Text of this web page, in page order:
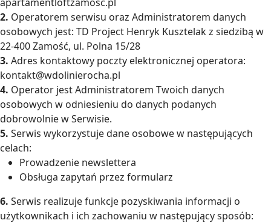
2. Operatorem serwisu oraz Administratorem danych
osobowych jest: TD Project Henryk Kusztelak z siedzibą w
22-400 Zamość, ul. Polna 15/28
3. Adres kontaktowy poczty elektronicznej operatora:
kontakt@wdolinierocha.pl
4. Operator jest Administratorem Twoich danych
osobowych w odniesieniu do danych podanych
dobrowolnie w Serwisie.
5. Serwis wykorzystuje dane osobowe w następujących
celach:
Prowadzenie newslettera
Obsługa zapytań przez formularz
6. Serwis realizuje funkcje pozyskiwania informacji o
użytkownikach i ich zachowaniu w następujący sposób: